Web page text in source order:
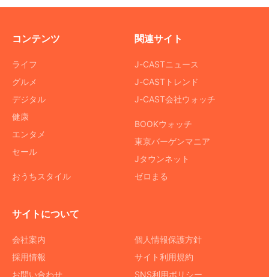
コンテンツ
ライフ
グルメ
デジタル
健康
エンタメ
セール
おうちスタイル
関連サイト
J-CASTニュース
J-CASTトレンド
J-CAST会社ウォッチ
BOOKウォッチ
東京バーゲンマニア
Jタウンネット
ゼロまる
サイトについて
会社案内
採用情報
お問い合わせ
個人情報保護方針
サイト利用規約
SNS利用ポリシー